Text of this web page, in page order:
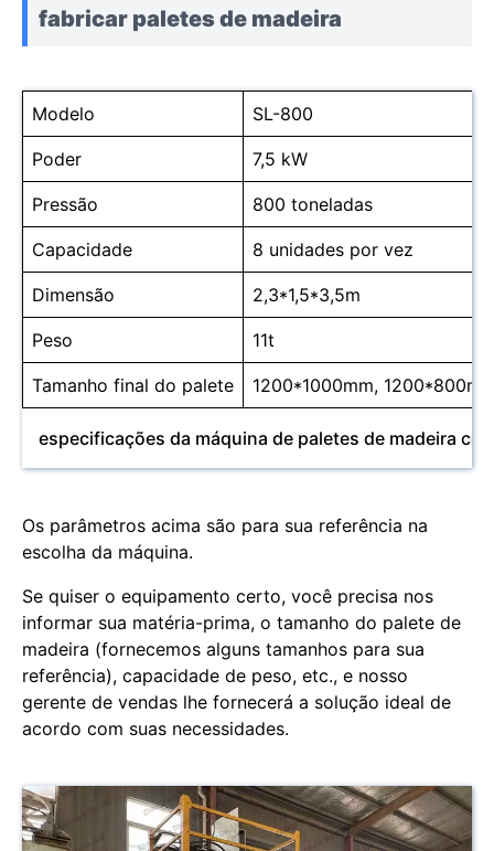
fabricar paletes de madeira
Modelo SL-800
Poder 7,5 kW
Pressão 800 toneladas
Capacidade 8 unidades por vez
Dimensão 2,3*1,5*3,5m
Peso 11t
Tamanho final do palete 1200*1000mm,
especificações da máquina de paletes de madeira
Os parâmetros acima são para sua referência na
escolha da máquina.
Se quiser o equipamento certo, você precisa nos
informar sua matéria-prima, o tamanho do palete de
madeira (fornecemos alguns tamanhos para sua
referência), capacidade de peso, etc., e nosso
gerente de vendas lhe fornecerá a solução ideal de
acordo com suas necessidades.